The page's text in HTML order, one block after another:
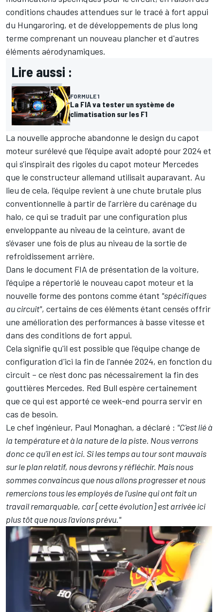
conditions chaudes attendues sur le tracé à fort appui
du Hungaroring, et de développements de plus long
terme comprenant un nouveau plancher et d'autres
éléments aérodynamiques.
Lire aussi :
FORMULE 1
La FIA va tester un système de
climatisation sur les F1
La nouvelle approche abandonne le design du capot
moteur surélevé que l'équipe avait adopté pour 2024 et
qui s'inspirait des rigoles du capot moteur Mercedes
que le constructeur allemand utilisait auparavant. Au
lieu de cela, l'équipe revient à une chute brutale plus
conventionnelle à partir de l'arrière du carénage du
halo, ce qui se traduit par une configuration plus
enveloppante au niveau de la ceinture, avant de
s'évaser une fois de plus au niveau de la sortie de
refroidissement arrière.
Dans le document FIA de présentation de la voiture,
l'équipe a répertorié le nouveau capot moteur et la
nouvelle forme des pontons comme étant "spécifiques
au circuit", certains de ces éléments étant censés offrir
une amélioration des performances à basse vitesse et
dans des conditions de fort appui.
Cela signifie qu'il est possible que l'équipe change de
configuration d'ici la fin de l'année 2024, en fonction du
circuit – ce n'est donc pas nécessairement la fin des
gouttières Mercedes. Red Bull espère certainement
que ce qui est apporté ce week-end pourra servir en
cas de besoin.
Le chef ingénieur, Paul Monaghan, a déclaré : "C'est lié à
la température et à la nature de la piste. Nous verrons
donc ce qu'il en est ici. Si les temps au tour sont mauvais
sur le plan relatif, nous devrons y réfléchir. Mais nous
sommes convaincus que nous allons progresser et nous
remercions tous les employés de l'usine qui ont fait un
travail remarquable, car [cette évolution] est arrivée ici
plus tôt que nous l'avions prévu."